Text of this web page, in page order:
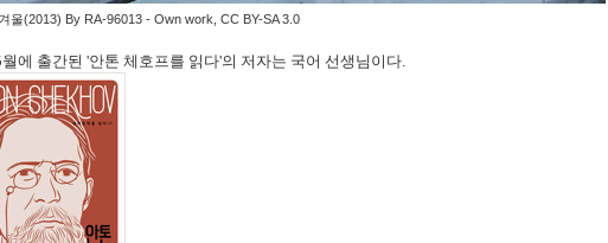
울(2013) By RA-96013 - Own work, CC BY-SA 3.0
에 출간된 '안톤 체호프를 읽다'의 저자는 국어 선생님이다.